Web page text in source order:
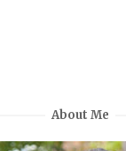
About Me